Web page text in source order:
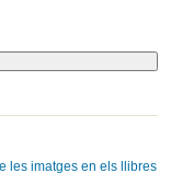
les imatges en els llibres